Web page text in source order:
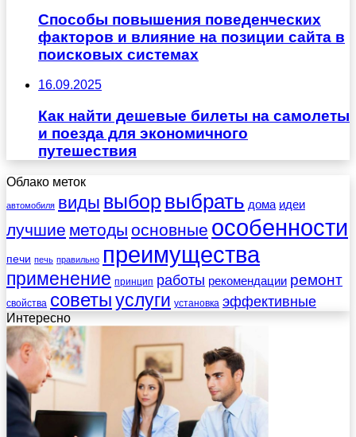
Способы повышения поведенческих
факторов и влияние на позиции сайта в
поисковых системах
16.09.2025
Как найти дешевые билеты на самолеты
и поезда для экономичного
путешествия
Облако меток
автомобиля виды выбор выбрать дома идеи
лучшие методы основные особенности
печи печь правильно преимущества
применение принцип работы рекомендации ремонт
свойства советыуслуги установка эффективные
Интересно